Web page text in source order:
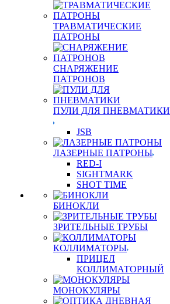
ТРАВМАТИЧЕСКИЕ
ПАТРОНЫ
СНАРЯЖЕНИЕ
ПАТРОНОВ
ПУЛИ ДЛЯ ПНЕВМАТИКИ
JSB
ЛАЗЕРНЫЕ ПАТРОНЫ
RED-I
SIGHTMARK
SHOT TIME
БИНОКЛИ
ЗРИТЕЛЬНЫЕ ТРУБЫ
КОЛЛИМАТОРЫ
ПРИЦЕЛ
КОЛЛИМАТОРНЫЙ
МОНОКУЛЯРЫ